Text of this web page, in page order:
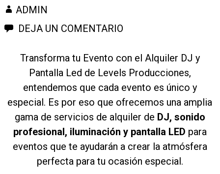
ADMIN
DEJA UN COMENTARIO
Transforma tu Evento con el Alquiler DJ y
Pantalla Led de Levels Producciones,
entendemos que cada evento es único y
especial. Es por eso que ofrecemos una amplia
gama de servicios de alquiler de DJ, sonido
profesional, iluminación y pantalla LED para
eventos que te ayudarán a crear la atmósfera
perfecta para tu ocasión especial.